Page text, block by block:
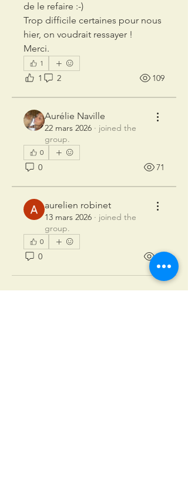
de le refaire :-)
Trop difficile certaines pour nous
hier, on voudrait ressayer !
Merci.
1
1 2 109
Aurélie Naville
22 mars 2026 · joined the
group.
0
0 71
aurelien robinet
13 mars 2026 · joined the
group.
0
0 74